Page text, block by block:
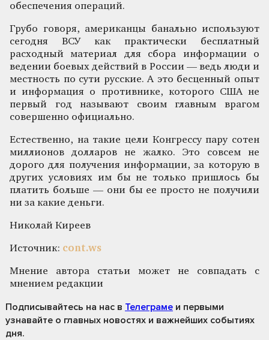
обеспечения операций.
Грубо говоря, американцы банально используют
сегодня ВСУ как практически бесплатный
расходный материал для сбора информации о
ведении боевых действий в России — ведь люди и
местность по сути русские. А это бесценный опыт
и информация о противнике, которого США не
первый год называют своим главным врагом
совершенно официально.
Естественно, на такие цели Конгрессу пару сотен
миллионов долларов не жалко. Это совсем не
дорого для получения информации, за которую в
других условиях им бы не только пришлось бы
платить больше — они бы ее просто не получили
ни за какие деньги.
Николай Киреев
Источник: cont.ws
Мнение автора статьи может не совпадать с
мнением редакции
Подписывайтесь на нас в Телеграме и первыми
узнавайте о главных новостях и важнейших событиях
дня.